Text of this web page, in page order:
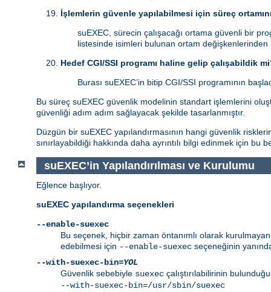
İşlemlerin güvenle yapılabilmesi için süreç
suEXEC, sürecin çalışacağı ortama güvenli bir
listesinde isimleri bulunan ortam değişkenlerinden
Hedef CGI/SSI programı haline gelip çalışabildik
Burası suEXEC’in bitip CGI/SSI programının
Bu süreç suEXEC güvenlik modelinin standart işlemlerini
güvenliği adım adım sağlayacak şekilde tasarlanmıştır.
Düzgün bir suEXEC yapılandırmasının hangi güvenlik
sınırlayabildiği hakkında daha ayrıntılı bilgi edinmek için bu
suEXEC’in Yapılandırılması ve Kurulumu
Eğlence başlıyor.
suEXEC yapılandırma seçenekleri
--enable-suexec
Bu seçenek, hiçbir zaman öntanımlı olarak
edebilmesi için --enable-suexec seçeneğinin
--with-suexec-bin=YOL
Güvenlik sebebiyle suexec çalıştırılabilirinin
--with-suexec-bin=/usr/sbin/suexec